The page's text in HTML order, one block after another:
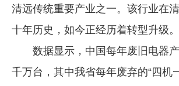
镁钛
地矿 建设
党建工作
企业文化
清远传统重要产业之一。该行业在
十年历史，如今正经历着转型升级。
数据显示，中国每年废旧电器产
千万台，其中我省每年废弃的“四机